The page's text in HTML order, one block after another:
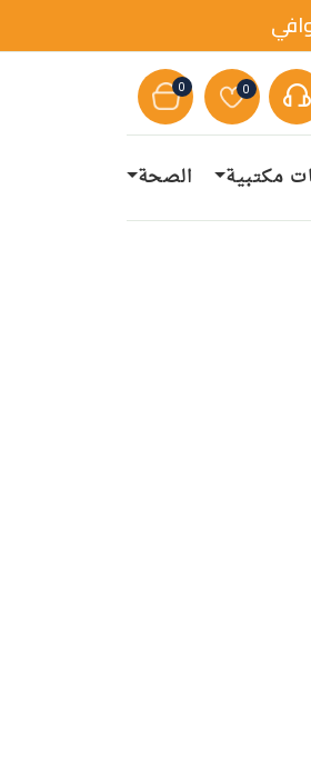
0
0
مكتبية الصحة